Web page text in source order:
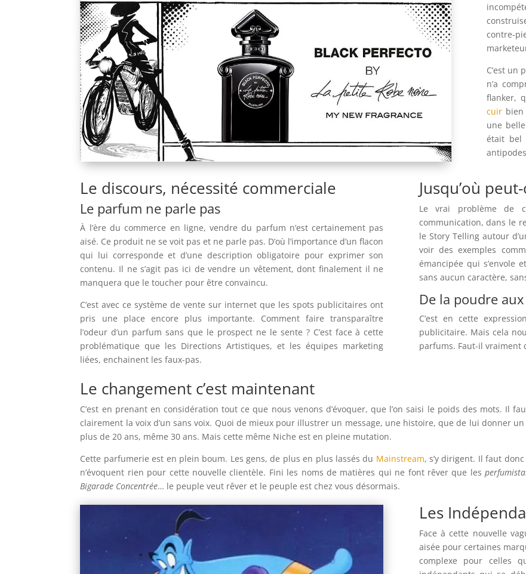
contre-
C’est un
n’a
flanker,
cuirbien
une
était bel
Le discours, nécessité commerciale
Le parfum ne parle pas
À l’ère du commerce en ligne, vendre du parfum n’est certainement pas
aisé. Ce produit ne se voit pas et ne parle pas. D’où l’importance d’un flacon
qui lui corresponde et d’une description obligatoire pour exprimer son
contenu. Il ne s’agit pas ici de vendre un vêtement, dont finalement il ne
manquera que le toucher pour être convaincu.
C’est avec ce système de vente sur internet que les spots publicitaires ont
pris une place encore plus importante. Comment faire transparaître
l’odeur d’un parfum sans que le prospect ne le sente ? C’est face à cette
problématique que les Directions Artistiques, et les équipes marketing
liées, enchainent les faux-pas.
Jusqu’où
Le vrai problème de
communication, dans le
le Story Telling autour
voir des exemples
émancipée qui
sans aucun caractère,
De la poudre
C’est en cette
publicitaire. Mais cela
parfums. Faut-il vraiment
Le changement c’est maintenant
C’est en prenant en considération tout ce que nous venons d’évoquer, que l’on saisi le poids des mots. Il
clairement la voix d’un sans voix. Quoi de mieux pour illustrer un message, une histoire, que de lui donner
plus de 20 ans, même 30 ans. Mais cette même Niche est en pleine mutation.
Cette parfumerie est en plein boum. Les gens, de plus en plus lassés du Mainstream, s’y dirigent. Il faut
n’évoquent rien pour cette nouvelle clientèle. Fini les noms de matières qui ne font rêver que les
Bigarade Concentrée… le peuple veut rêver et le peuple est chez vous désormais.
Les
Face à cette nouvelle
aisée pour certaines
complexe pour celles